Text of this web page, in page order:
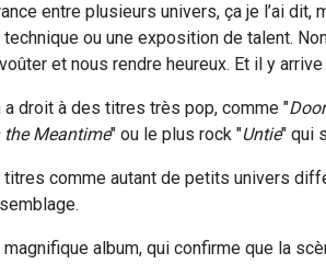
entre plusieurs univers, ça je l’ai
technique ou une exposition de talent.
et nous rendre heureux. Et il y
a droit à des titres très pop, comme "
the Meantime" ou le plus rock "Untie" qui
titres comme autant de petits univers
magnifique album, qui confirme que la